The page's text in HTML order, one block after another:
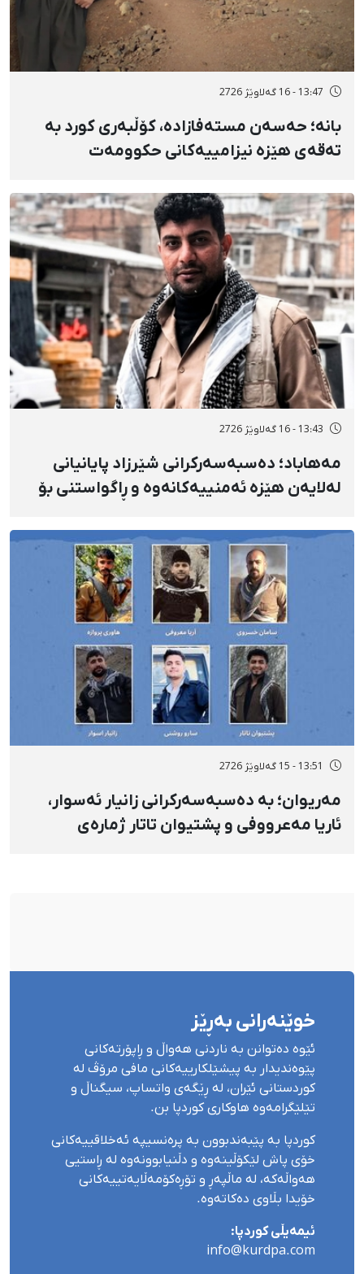
13:47 - 16 گەلاوێژ 2726
بانه؛ حەسەن مستەفازادە، کۆڵبەری کورد بە
تەقەی هێزە نیزامییەکانی حکوومەت
13:43 - 16 گەلاوێژ 2726
مەهاباد؛ دەسبەسەرکرانی شێرزاد پایانیانی
لەلایەن هێزە ئەمنییەکانەوە و ڕاگواستنی بۆ
13:51 - 15 گەلاوێژ 2726
مەریوان؛ بە دەسبەسەرکرانی زانیار ئەسوار،
ئاریا مەعرووفی و پشتیوان تاتار ژمارەی
خوێنەرانی بەڕێز
ئێوە دەتوانن بە ناردنی هەواڵ و ڕاپۆرتەکانی
پێوەندیدار بە پیشێلکارییەکانی مافی مرۆڤ لە
کوردستانی ئێران، لە ڕێگەی واتساپ، سیگناڵ و
تێلێگرامەوە هاوکاری کوردپا بن.
کوردپا بە پێبەندبوون بە پرەنسیپە ئەخلاقییەکانی
خۆی پاش لێکۆڵینەوە و دڵنیابوونەوە لە ڕاستیی
هەواڵەکە، لە ماڵپەڕ و تۆڕەکۆمەڵایەتییەکانی
خۆیدا بڵاوی دەکاتەوە.
ئیمەیڵی کوردپا:
info@kurdpa.com